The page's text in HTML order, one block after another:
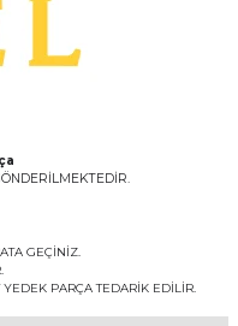
GEÇİNİZ.
PARÇA TEDARİK EDİLİR.